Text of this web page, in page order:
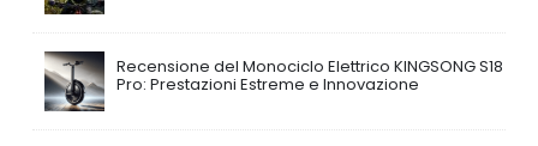
Recensione del Monociclo Elettrico KINGSONG S18
Pro: Prestazioni Estreme e Innovazione